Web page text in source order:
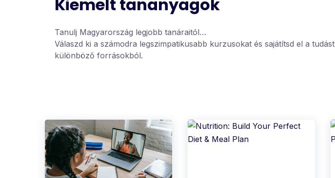
Kiemelt tananyagok
Tanulj Magyarország legjobb tanáraitól…
Válaszd ki a számodra legszimpatikusabb kurzusokat és sajátítsd el a tudást
különböző forrásokból.